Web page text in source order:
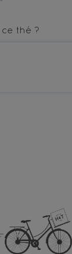
thé ?